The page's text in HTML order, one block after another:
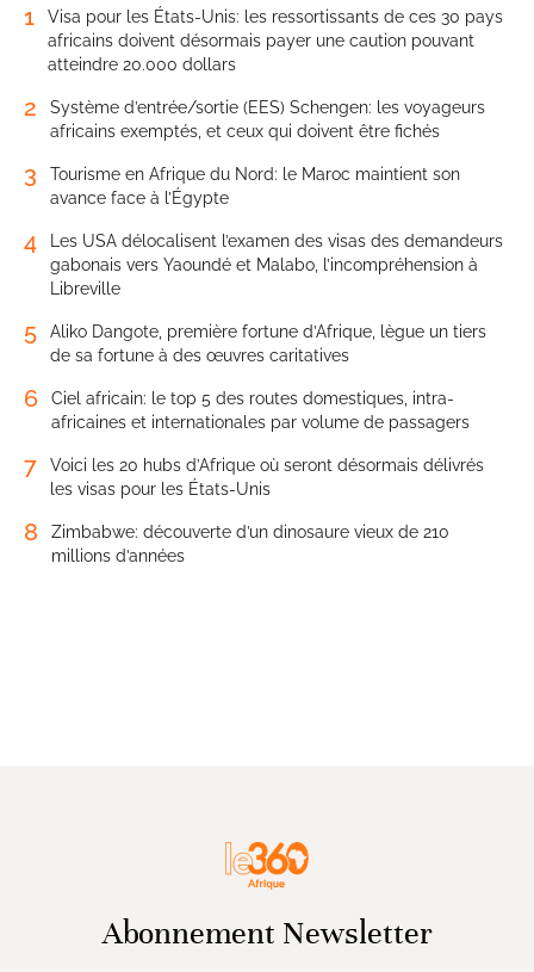
1
Visa pour les États-Unis: les ressortissants de ces 30 pays
africains doivent désormais payer une caution pouvant
atteindre 20.000 dollars
2
Système d’entrée/sortie (EES) Schengen: les voyageurs
africains exemptés, et ceux qui doivent être fichés
3
Tourisme en Afrique du Nord: le Maroc maintient son
avance face à l’Égypte
4
Les USA délocalisent l’examen des visas des demandeurs
gabonais vers Yaoundé et Malabo, l’incompréhension à
Libreville
5
Aliko Dangote, première fortune d’Afrique, lègue un tiers
de sa fortune à des œuvres caritatives
6
Ciel africain: le top 5 des routes domestiques, intra-
africaines et internationales par volume de passagers
7
Voici les 20 hubs d’Afrique où seront désormais délivrés
les visas pour les États-Unis
8
Zimbabwe: découverte d’un dinosaure vieux de 210
millions d’années
Abonnement Newsletter